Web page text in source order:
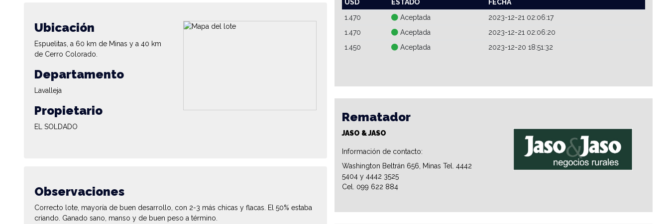
Ubicación
Espuelitas, a 60 km de Minas y a 40 km
de Cerro Colorado.
Departamento
Lavalleja
Propietario
EL SOLDADO
Observaciones
Correcto lote, mayoría de buen desarrollo, con 2-3 más chicas y flacas. El 50% estaba
criando. Ganado sano, manso y de buen peso a término.
USD ESTADO
FECHA
1.470
Aceptada
2023-12-21 02:06:17
1.470
Aceptada
2023-12-21 02:06:20
1.450
Aceptada 2023-12-20 18:51:32
Rematador
JASO & JASO
Información de contacto:
Washington Beltrán 656, Minas Tel. 4442
5404 y 4442 3525
Cel. 099 622 884